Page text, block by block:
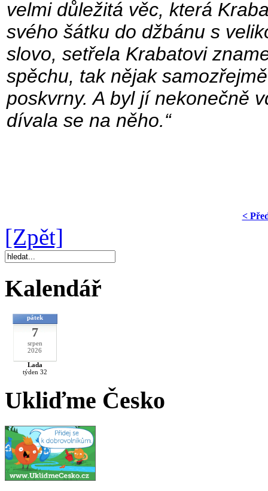
velmi důležitá věc, která
svého šátku do džbánu s
slovo, setřela Krabatovi
spěchu, tak nějak
poskvrny. A byl jí nekonečně
dívala se na něho.“
<
[Zpět]
Kalendář
pátek
7
srpen
2026
Lada
týden 32
Ukliďme Česko